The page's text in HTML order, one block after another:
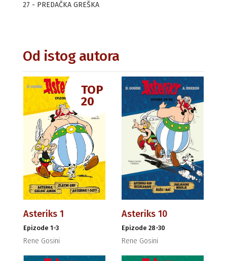
27 - PREDAČKA GREŠKA
Od istog autora
TOP
20
Asteriks 1
Epizode 1-3
Rene Gosini
Asteriks 10
Epizode 28-30
Rene Gosini